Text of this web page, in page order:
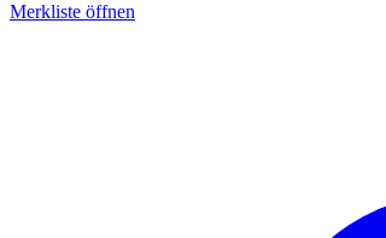
Merkliste öffnen